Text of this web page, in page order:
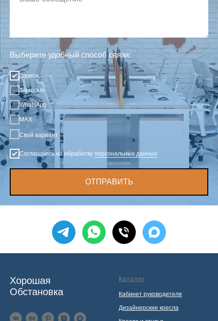
Выберите удобный способ связи:
Звонок
Telegram
WhatsApp
MAX
Свой вариант
Соглашаюсь на обработку персональных данных
ОТПРАВИТЬ
Хорошая
Обстановка
Каталог
Кабинет руководителя
Дизайнерские кресла